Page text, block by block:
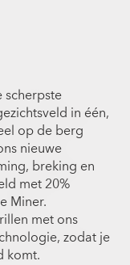
scherpste
in één,
op de berg
nieuwe
breking en
met 20%
Miner.
met ons
zodat je
komt.